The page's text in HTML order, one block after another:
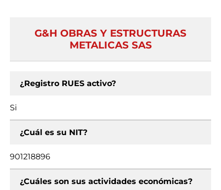
G&H OBRAS Y ESTRUCTURAS
METALICAS SAS
¿Registro RUES activo?
Si
¿Cuál es su NIT?
901218896
¿Cuáles son sus actividades económicas?